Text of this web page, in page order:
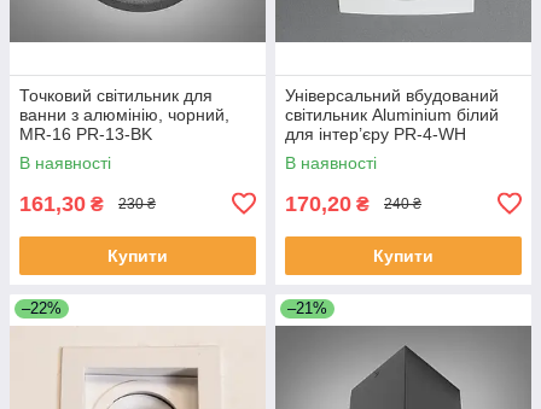
Точковий світильник для
ванни з алюмінію, чорний,
MR-16 PR-13-BK
В наявності
161,30 ₴ 230 ₴
Купити
Універсальний вбудований
світильник Aluminium білий
для інтер’єру PR-4-WH
В наявності
170,20 ₴ 240 ₴
Купити
–22% –21%